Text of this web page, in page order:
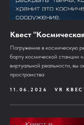
Квест
Погружение в космическую
борту космической станции
виртуальной реальности, вы
пространства
11.06.2026 VR